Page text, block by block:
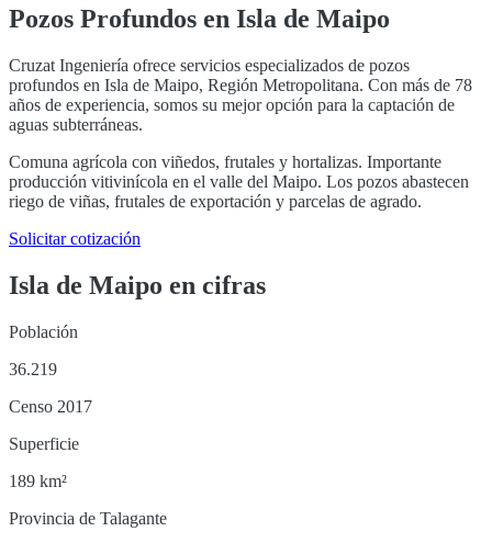
Pozos Profundos en Isla de Maipo
Cruzat Ingeniería ofrece servicios especializados de pozos
profundos en Isla de Maipo, Región Metropolitana. Con más de 78
años de experiencia, somos su mejor opción para la captación de
aguas subterráneas.
Comuna agrícola con viñedos, frutales y hortalizas. Importante
producción vitivinícola en el valle del Maipo. Los pozos abastecen
riego de viñas, frutales de exportación y parcelas de agrado.
Solicitar cotización
Isla de Maipo en cifras
Población
36.219
Censo 2017
Superficie
189 km²
Provincia de Talagante